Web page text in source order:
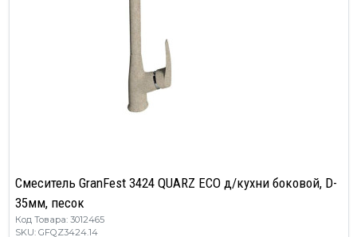
Смеситель GranFest 3424 QUARZ ECO д/кухни боковой, D-
35мм, песок
Код Товара: 3012465
SKU: GFQZ3424.14